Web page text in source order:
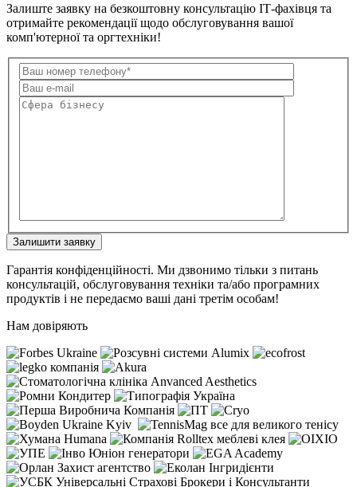
Залиште заявку на безкоштовну консультацію ІТ-фахівця та
отримайте рекомендації щодо обслуговування вашої
комп'ютерної та оргтехніки!
Залишити заявку
Гарантія конфіденційності. Ми дзвонимо тільки з питань
консультацій, обслуговування техніки та/або програмних
продуктів і не передаємо ваші дані третім особам!
Нам довіряють